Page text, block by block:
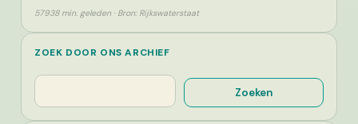
57938 min. geleden · Bron: Rijkswaterstaat
ZOEK DOOR ONS ARCHIEF
Zoeken
Zoeken